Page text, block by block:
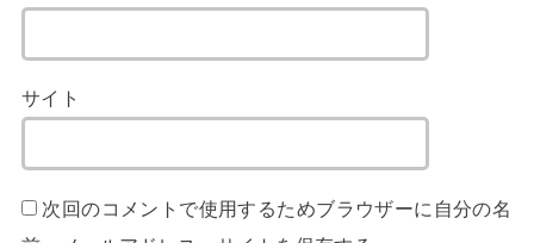
サイト
次回のコメントで使用するためブラウザーに自分の名